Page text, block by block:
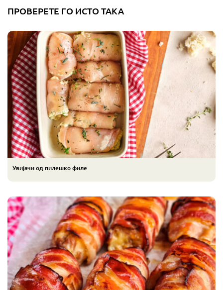
ПРОВЕРЕТЕ ГО ИСТО ТАКА
Увијачи од пилешко филе